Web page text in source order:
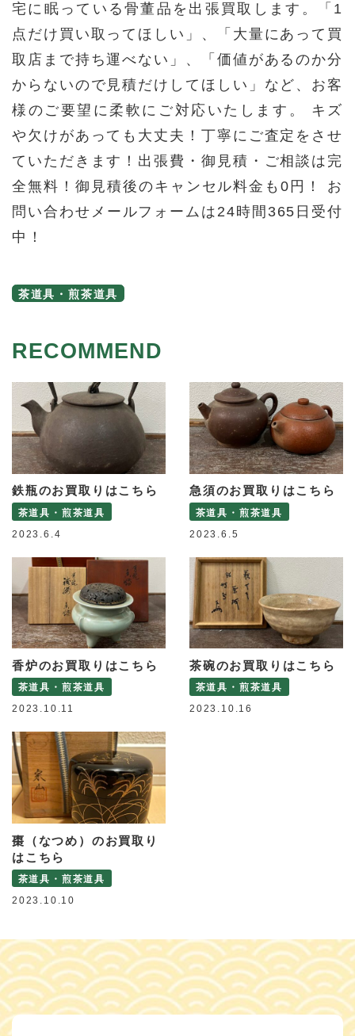
宅に眠っている骨董品を出張買取します。「1
点だけ買い取ってほしい」、「大量にあって買
取店まで持ち運べない」、「価値があるのか分
からないので見積だけしてほしい」など、お客
様のご要望に柔軟にご対応いたします。 キズ
や欠けがあっても大丈夫！丁寧にご査定をさせ
ていただきます！出張費・御見積・ご相談は完
全無料！御見積後のキャンセル料金も0円！ お
問い合わせメールフォームは24時間365日受付
中！
茶道具・煎茶道具
RECOMMEND
鉄瓶のお買取りはこちら
茶道具・煎茶道具
2023.6.4
急須のお買取りはこちら
茶道具・煎茶道具
2023.6.5
香炉のお買取りはこちら
茶道具・煎茶道具
2023.10.11
茶碗のお買取りはこちら
茶道具・煎茶道具
2023.10.16
棗（なつめ）のお買取り
はこちら
茶道具・煎茶道具
2023.10.10